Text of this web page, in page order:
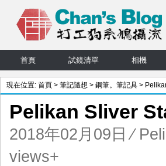
首頁 試鏡清單 相機
現在位置: 首頁 > 筆記隨想 > 鋼筆。筆記具 >
Pelikan Sliver
2018年02月09日 ⁄
views+